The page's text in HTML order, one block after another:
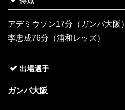
アデミウソン17分（ガンバ大阪）
李忠成76分（浦和レッズ）
出場選手
ガンバ大阪